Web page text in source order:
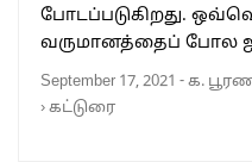
போடப்படுகிறது.
வருமானத்தைப் போல
September 17, 2021 -க.
›கட்டுரை